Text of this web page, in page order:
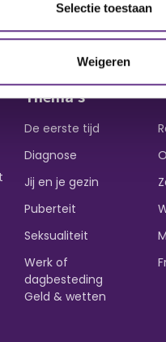
Selectie toestaan
Weigeren
opnemen
Thema's
De eerste tijd
Diagnose
Jij en je gezin
Puberteit
Seksualiteit
Werk of
dagbesteding
Geld & wetten